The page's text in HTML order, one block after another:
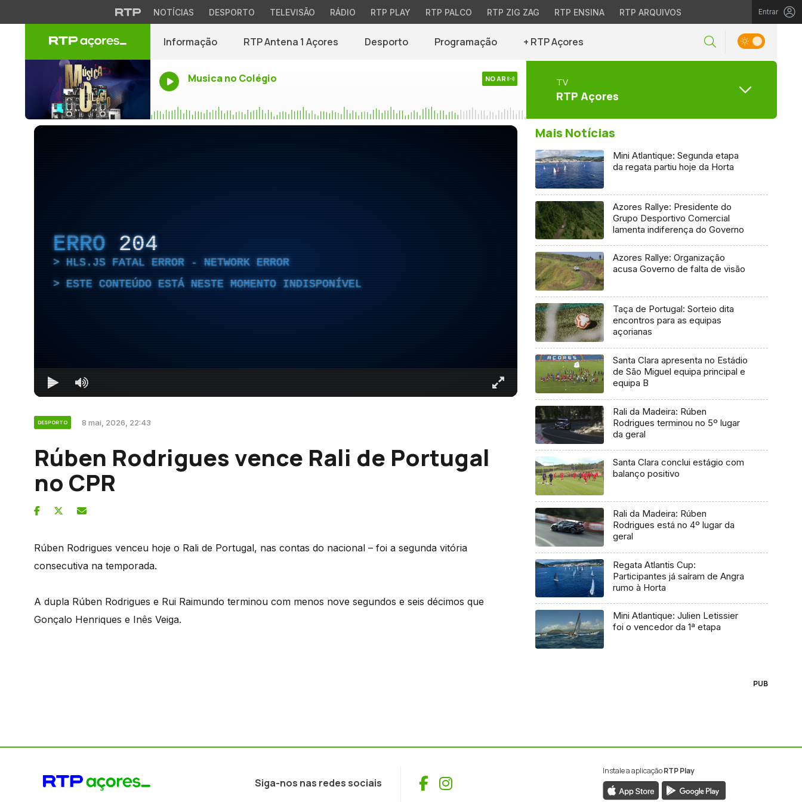
NOTÍCIAS DESPORTO TELEVISÃO RÁDIO RTP PLAY RTP PALCO RTP ZIG ZAG RTP ENSINA RTP ARQUIVOS Entrar
Informação RTP Antena 1 Açores Desporto Programação + RTP Açores
Musica no Colégio NO AR TV
RTP Açores
ERRO 204
HLS.JS FATAL ERROR - NETWORK ERROR
ESTE CONTEÚDO ESTÁ NESTE MOMENTO INDISPONÍVEL
DESPORTO 8 mai, 2026, 22:43
Rúben Rodrigues vence Rali de Portugal
no CPR
Rúben Rodrigues venceu hoje o Rali de Portugal, nas contas do nacional – foi a segunda vitória
consecutiva na temporada.
A dupla Rúben Rodrigues e Rui Raimundo terminou com menos nove segundos e seis décimos que
Gonçalo Henriques e Inês Veiga.
Mais Notícias
Mini Atlantique: Segunda etapa
da regata partiu hoje da Horta
Azores Rallye: Presidente do
Grupo Desportivo Comercial
lamenta indiferença do Governo
Azores Rallye: Organização
acusa Governo de falta de visão
Taça de Portugal: Sorteio dita
encontros para as equipas
açorianas
Santa Clara apresenta no Estádio
de São Miguel equipa principal e
equipa B
Rali da Madeira: Rúben
Rodrigues terminou no 5º lugar
da geral
Santa Clara conclui estágio com
balanço positivo
Rali da Madeira: Rúben
Rodrigues está no 4º lugar da
geral
Regata Atlantis Cup:
Participantes já saíram de Angra
rumo à Horta
Mini Atlantique: Julien Letissier
foi o vencedor da 1ª etapa
PUB
Siga-nos nas redes sociais Facebook
Instagram
Instale a aplicaçãoRTP Play